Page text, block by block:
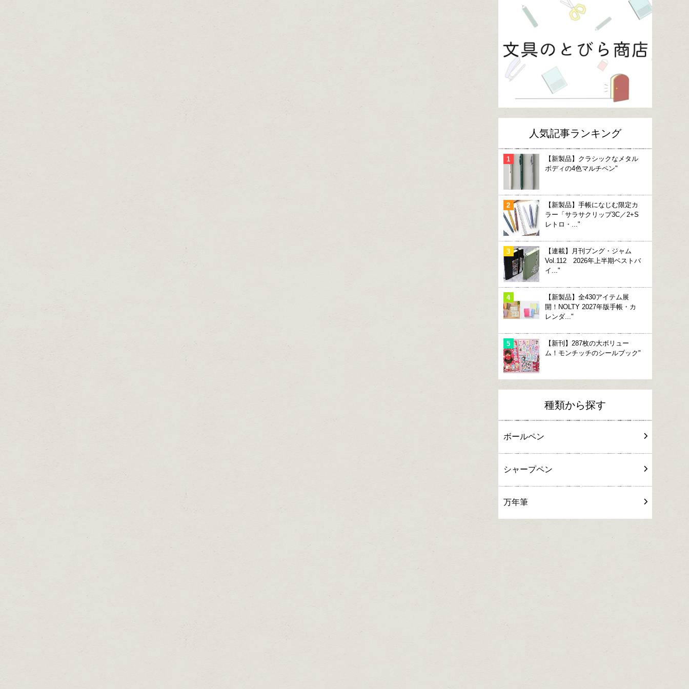
人気記事ランキング
【新製品】クラシックなメタル
ボディの4色マルチペン"
【新製品】手帳になじむ限定カ
ラー「サラサクリップ3C／2+S
レトロ・..."
【連載】月刊ブング・ジャム
Vol.112 2026年上半期ベストバ
イ..."
【新製品】全430アイテム展
開！NOLTY 2027年版手帳・カ
レンダ..."
【新刊】287枚の大ボリュー
ム！モンチッチのシールブック"
種類から探す
ボールペン
シャープペン
万年筆